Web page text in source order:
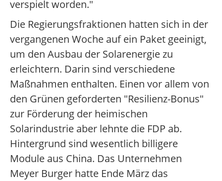
verspielt worden."
Die Regierungsfraktionen hatten sich in der
vergangenen Woche auf ein Paket geeinigt,
um den Ausbau der Solarenergie zu
erleichtern. Darin sind verschiedene
Maßnahmen enthalten. Einen vor allem von
den Grünen geforderten "Resilienz-Bonus"
zur Förderung der heimischen
Solarindustrie aber lehnte die FDP ab.
Hintergrund sind wesentlich billigere
Module aus China. Das Unternehmen
Meyer Burger hatte Ende März das